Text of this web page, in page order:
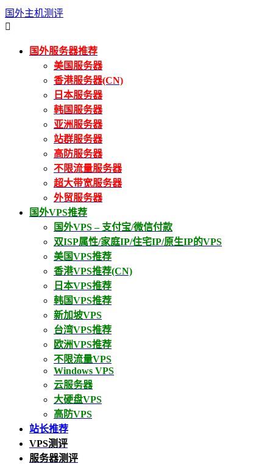
国外主机测评

国外服务器推荐
美国服务器
香港服务器(CN)
日本服务器
韩国服务器
亚洲服务器
站群服务器
高防服务器
不限流量服务器
超大带宽服务器
外贸服务器
国外VPS推荐
国外VPS – 支付宝/微信付款
双ISP属性/家庭IP/住宅IP/原生IP的VPS
美国VPS推荐
香港VPS推荐(CN)
日本VPS推荐
韩国VPS推荐
新加坡VPS
台湾VPS推荐
欧洲VPS推荐
不限流量VPS
Windows VPS
云服务器
大硬盘VPS
高防VPS
站长推荐
VPS测评
服务器测评